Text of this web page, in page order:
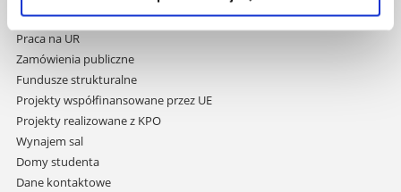
treści
Studia podyplomowe
Praca na UR
Zamówienia publiczne
Fundusze strukturalne
Projekty współfinansowane przez UE
Projekty realizowane z KPO
Wynajem sal
Domy studenta
Dane kontaktowe